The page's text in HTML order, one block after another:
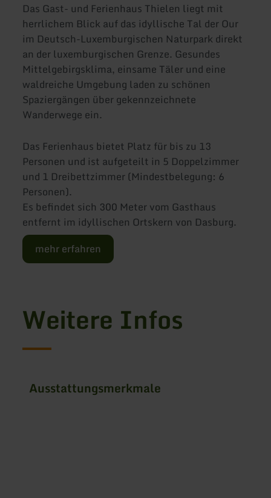
Das Gast- und Ferienhaus Thielen liegt mit
herrlichem Blick auf das idyllische Tal der Our
im Deutsch-Luxemburgischen Naturpark direkt
an der luxemburgischen Grenze. Gesundes
Mittelgebirgsklima, einsame Täler und eine
waldreiche Umgebung laden zu schönen
Spaziergängen über gekennzeichnete
Wanderwege ein.
Das Ferienhaus bietet Platz für bis zu 13
Personen und ist aufgeteilt in 5 Doppelzimmer
und 1 Dreibettzimmer (Mindestbelegung: 6
Personen).
Es befindet sich 300 Meter vom Gasthaus
entfernt im idyllischen Ortskern von Dasburg.
mehr erfahren
Weitere Infos
Ausstattungsmerkmale